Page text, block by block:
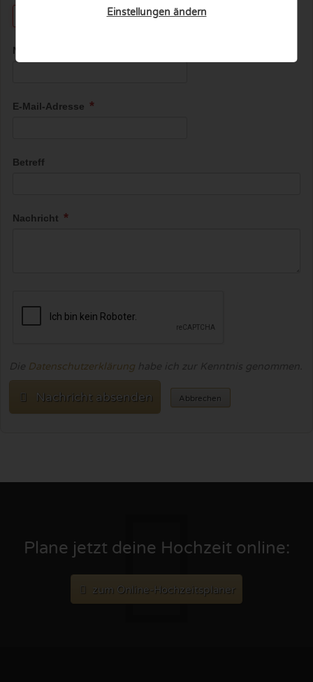
Name
E-Mail-Adresse
Betreff
Nachricht
Die Datenschutzerklärung habe ich zur Kenntnis genommen.
Nachricht absenden Abbrechen
Plane jetzt deine Hochzeit online:
zum Online-Hochzeitsplaner
Einstellungen ändern